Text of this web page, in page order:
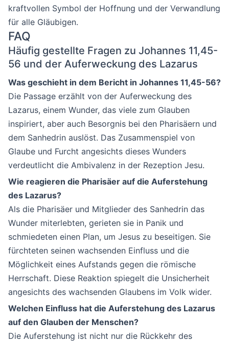
kraftvollen Symbol der Hoffnung und der Verwandlung
für alle Gläubigen.
FAQ
Häufig gestellte Fragen zu Johannes 11,45-
56 und der Auferweckung des Lazarus
Was geschieht in dem Bericht in Johannes 11,45-56?
Die Passage erzählt von der Auferweckung des
Lazarus, einem Wunder, das viele zum Glauben
inspiriert, aber auch Besorgnis bei den Pharisäern und
dem Sanhedrin auslöst. Das Zusammenspiel von
Glaube und Furcht angesichts dieses Wunders
verdeutlicht die Ambivalenz in der Rezeption Jesu.
Wie reagieren die Pharisäer auf die Auferstehung
des Lazarus?
Als die Pharisäer und Mitglieder des Sanhedrin das
Wunder miterlebten, gerieten sie in Panik und
schmiedeten einen Plan, um Jesus zu beseitigen. Sie
fürchteten seinen wachsenden Einfluss und die
Möglichkeit eines Aufstands gegen die römische
Herrschaft. Diese Reaktion spiegelt die Unsicherheit
angesichts des wachsenden Glaubens im Volk wider.
Welchen Einfluss hat die Auferstehung des Lazarus
auf den Glauben der Menschen?
Die Auferstehung ist nicht nur die Rückkehr des